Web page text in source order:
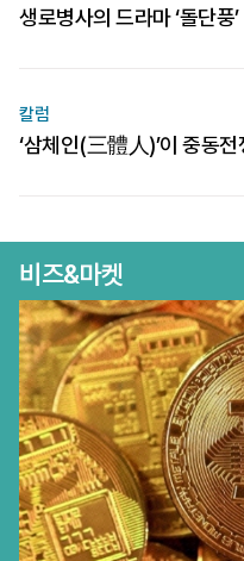
생로병사의 드라마 ‘돌단풍’
칼럼
‘삼체인(三體人)’이 중동전
비즈&마켓